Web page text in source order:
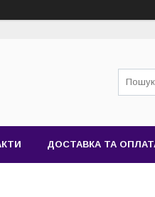
ДОСТАВКА ТА